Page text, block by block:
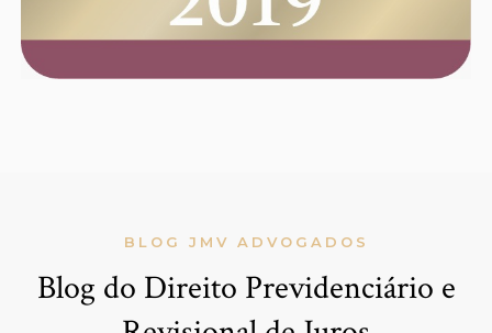
BLOG JMV ADVOGADOS
Blog do Direito Previdenciário e